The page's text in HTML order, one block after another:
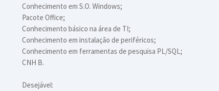
Conhecimento em S.O. Windows;
Pacote Office;
Conhecimento básico na área de TI;
Conhecimento em instalação de periféricos;
Conhecimento em ferramentas de pesquisa PL/SQL;
CNH B.
Desejável: